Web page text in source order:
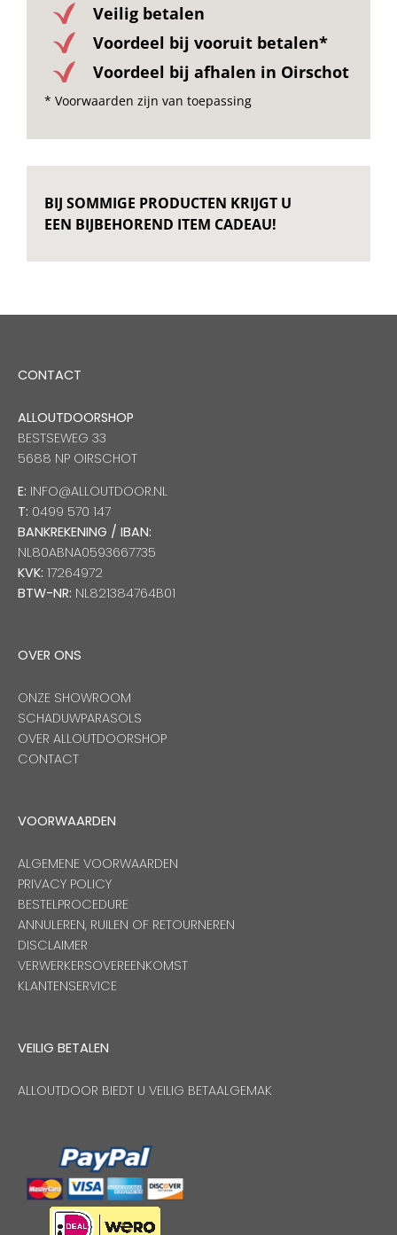
Veilig betalen
Voordeel bij vooruit betalen*
Voordeel bij afhalen in Oirschot
* Voorwaarden zijn van toepassing
BIJ SOMMIGE PRODUCTEN KRIJGT U
EEN BIJBEHOREND ITEM CADEAU!
CONTACT
ALLOUTDOORSHOP
BESTSEWEG 33
5688 NP OIRSCHOT
E: INFO@ALLOUTDOOR.NL
T: 0499 570 147
BANKREKENING / IBAN:
NL80ABNA0593667735
KVK: 17264972
BTW-NR: NL821384764B01
OVER ONS
ONZE SHOWROOM
SCHADUWPARASOLS
OVER ALLOUTDOORSHOP
CONTACT
VOORWAARDEN
ALGEMENE VOORWAARDEN
PRIVACY POLICY
BESTELPROCEDURE
ANNULEREN, RUILEN OF RETOURNEREN
DISCLAIMER
VERWERKERSOVEREENKOMST
KLANTENSERVICE
VEILIG BETALEN
ALLOUTDOOR BIEDT U VEILIG BETAALGEMAK